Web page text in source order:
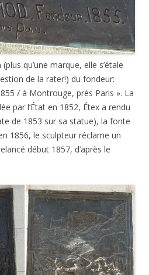
qu’une marque, elle s’étale
de la rater!) du fondeur:
/ à Montrouge, près Paris ». La
par l’État en 1852, Étex a rendu
de 1853 sur sa statue), la fonte
1856, le sculpteur réclame un
début 1857, d’après le